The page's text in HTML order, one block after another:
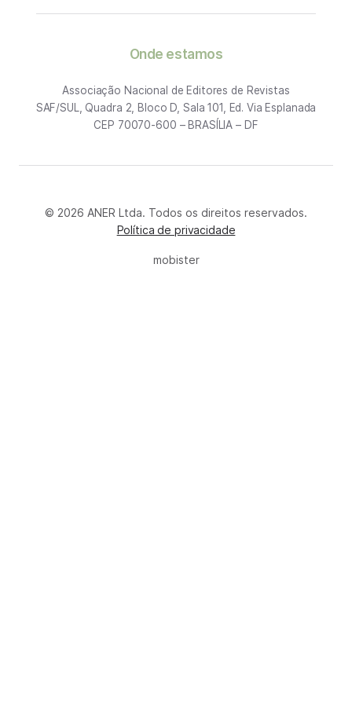
Onde estamos
Associação Nacional de Editores de Revistas
SAF/SUL, Quadra 2, Bloco D, Sala 101, Ed. Via Esplanada
CEP 70070-600 – BRASÍLIA – DF
© 2026 ANER Ltda. Todos os direitos reservados.
Política de privacidade
mobister